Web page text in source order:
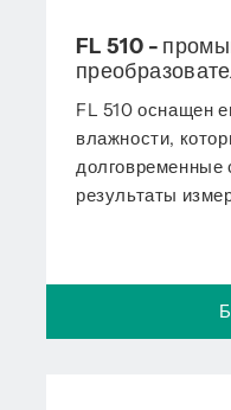
FL 510 -
FL 510 оснащен
влажности,
долговременные
результаты